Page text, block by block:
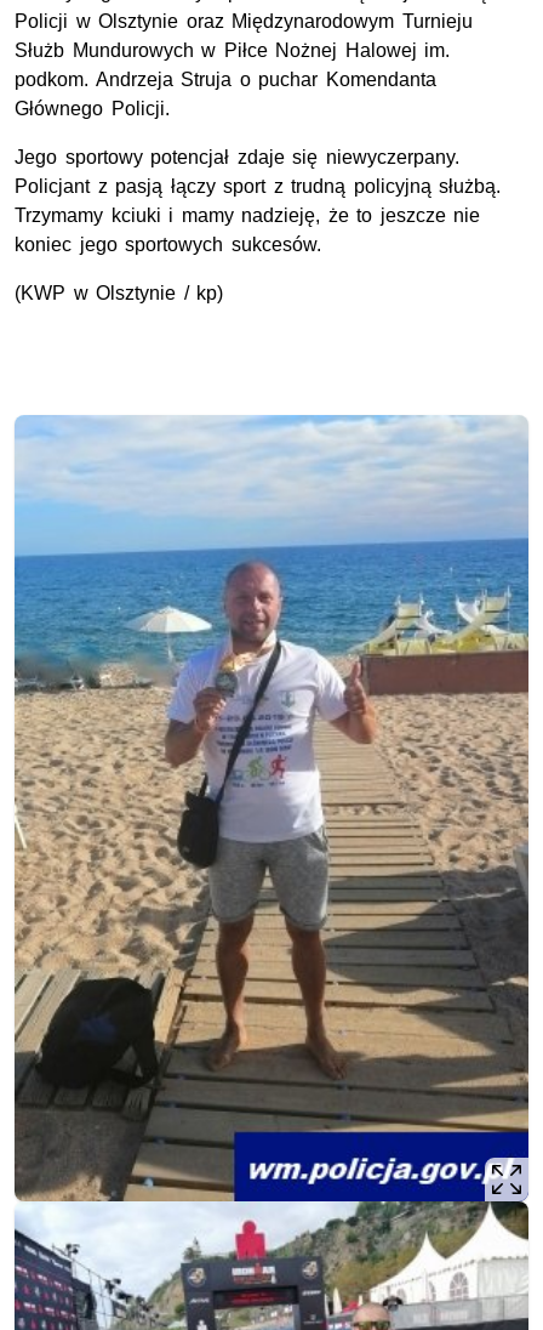
Policji w Olsztynie oraz Międzynarodowym Turnieju
Służb Mundurowych w Piłce Nożnej Halowej im.
podkom. Andrzeja Struja o puchar Komendanta
Głównego Policji.
Jego sportowy potencjał zdaje się niewyczerpany.
Policjant z pasją łączy sport z trudną policyjną służbą.
Trzymamy kciuki i mamy nadzieję, że to jeszcze nie
koniec jego sportowych sukcesów.
(KWP w Olsztynie / kp)